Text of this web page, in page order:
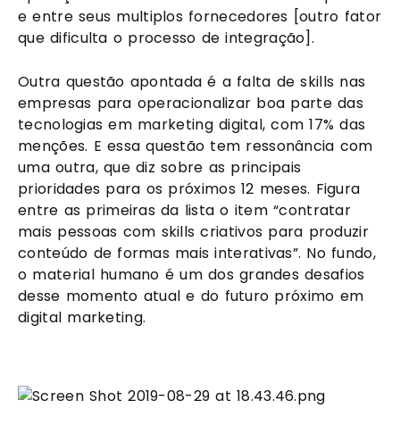
e entre seus multiplos fornecedores [outro fator
que dificulta o processo de integração].
Outra questão apontada é a falta de skills nas
empresas para operacionalizar boa parte das
tecnologias em marketing digital, com 17% das
menções. E essa questão tem ressonância com
uma outra, que diz sobre as principais
prioridades para os próximos 12 meses. Figura
entre as primeiras da lista o item “contratar
mais pessoas com skills criativos para produzir
conteúdo de formas mais interativas”. No fundo,
o material humano é um dos grandes desafios
desse momento atual e do futuro próximo em
digital marketing.